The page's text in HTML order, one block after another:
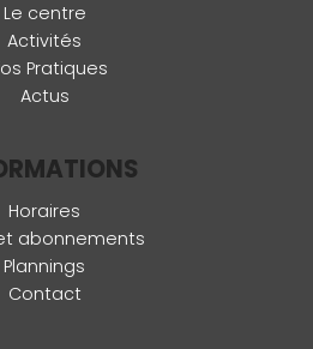
Le centre
Activités
Pratiques
Actus
Horaires
abonnements
Plannings
Contact